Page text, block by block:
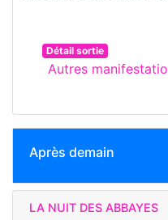
Détail sortie
Autres
Après demain
LA NUIT DES ABBAYES